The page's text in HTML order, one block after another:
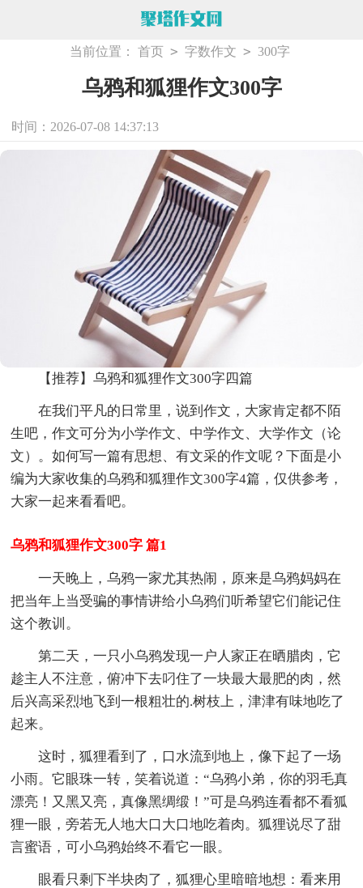
当前位置： 首页 > 字数作文 > 300字
乌鸦和狐狸作文300字
时间：2026-07-08 14:37:13
【推荐】乌鸦和狐狸作文300字四篇
在我们平凡的日常里，说到作文，大家肯定都不陌
生吧，作文可分为小学作文、中学作文、大学作文（论
文）。如何写一篇有思想、有文采的作文呢？下面是小
编为大家收集的乌鸦和狐狸作文300字4篇，仅供参考，
大家一起来看看吧。
乌鸦和狐狸作文300字 篇1
一天晚上，乌鸦一家尤其热闹，原来是乌鸦妈妈在
把当年上当受骗的事情讲给小乌鸦们听希望它们能记住
这个教训。
第二天，一只小乌鸦发现一户人家正在晒腊肉，它
趁主人不注意，俯冲下去叼住了一块最大最肥的肉，然
后兴高采烈地飞到一根粗壮的.树枝上，津津有味地吃了
起来。
这时，狐狸看到了，口水流到地上，像下起了一场
小雨。它眼珠一转，笑着说道：“乌鸦小弟，你的羽毛真
漂亮！又黑又亮，真像黑绸缎！”可是乌鸦连看都不看狐
狸一眼，旁若无人地大口大口地吃着肉。狐狸说尽了甜
言蜜语，可小乌鸦始终不看它一眼。
眼看只剩下半块肉了，狐狸心里暗暗地想：看来用